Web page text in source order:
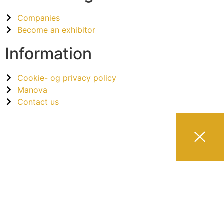
Companies
Become an exhibitor
Information
Cookie- og privacy policy
Manova
Contact us